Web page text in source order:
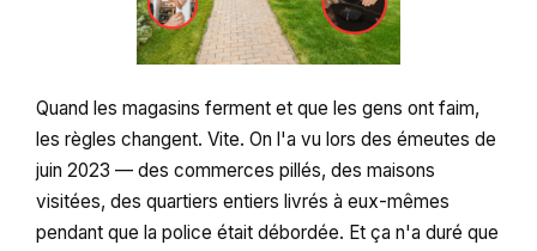
Quand les magasins ferment et que les gens ont faim,
les règles changent. Vite. On l'a vu lors des émeutes de
juin 2023 — des commerces pillés, des maisons
visitées, des quartiers entiers livrés à eux-mêmes
pendant que la police était débordée. Et ça n'a duré que